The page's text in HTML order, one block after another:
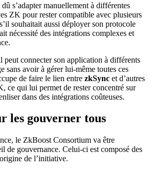
s’adapter manuellement à différentes
ZK pour rester compatible avec plusieurs
souhaitait aussi déployer son protocole
nécessité des intégrations complexes et
peut connecter son application à différents
sans avoir à gérer lui-même toutes ces
de faire le lien entre zkSync et d’autres
ce qui lui permet de rester concentré sur
dans des intégrations coûteuses.
les gouverner tous
le ZkBoost Consortium va être
de gouvernance. Celui-ci est composé des
de l’initiative.